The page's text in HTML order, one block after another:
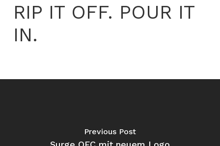
RIP IT OFF. POUR IT
IN.
Previous Post